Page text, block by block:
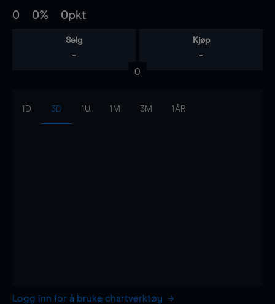
0 0% 0pkt
Selg
-
Kjøp
-
0
1D 3D 1U 1M 3M 1ÅR
Logg inn for å bruke chartverktøy